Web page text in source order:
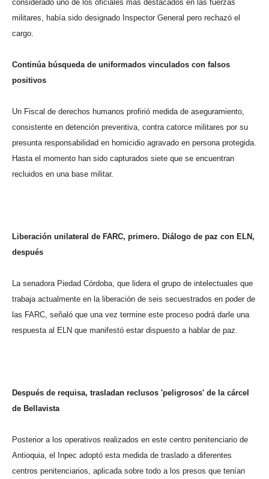
considerado uno de los oficiales más destacados en las fuerzas
militares, había sido designado Inspector General pero rechazó el
cargo.
Continúa búsqueda de uniformados vinculados con falsos
positivos
Un Fiscal de derechos humanos profirió medida de aseguramiento,
consistente en detención preventiva, contra catorce militares por su
presunta responsabilidad en homicidio agravado en persona protegida.
Hasta el momento han sido capturados siete que se encuentran
recluidos en una base militar.
Liberación unilateral de FARC, primero. Diálogo de paz con ELN,
después
La senadora Piedad Córdoba, que lidera el grupo de intelectuales que
trabaja actualmente en la liberación de seis secuestrados en poder de
las FARC, señaló que una vez termine este proceso podrá darle una
respuesta al ELN que manifestó estar dispuesto a hablar de paz.
Después de requisa, trasladan reclusos 'peligrosos' de la cárcel
de Bellavista
Posterior a los operativos realizados en este centro penitenciario de
Antioquia, el Inpec adoptó esta medida de traslado a diferentes
centros penitenciarios, aplicada sobre todo a los presos que tenían